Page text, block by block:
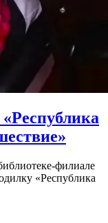
филиале
«Республика